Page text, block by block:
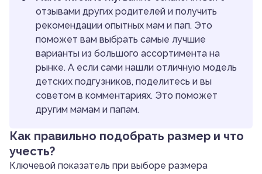
отзывами других родителей и получить
рекомендации опытных мам и пап. Это
поможет вам выбрать самые лучшие
варианты из большого ассортимента на
рынке. А если сами нашли отличную модель
детских подгузников, поделитесь и вы
советом в комментариях. Это поможет
другим мамам и папам.
Как правильно подобрать размер и что
учесть?
Ключевой показатель при выборе размера